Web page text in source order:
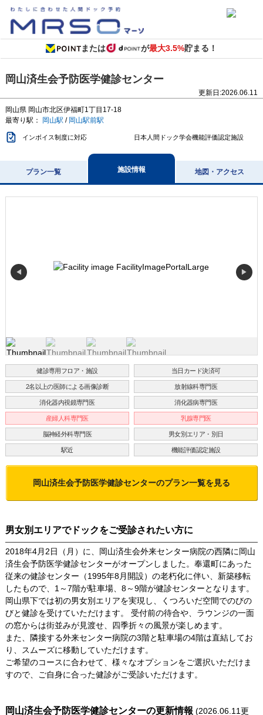
または が最大3.5%貯まる！
岡山済生会予防医学健診センター
更新日:2026.06.11
岡山県 岡山市北区伊福町1丁目17-18
最寄り駅：
岡山駅 / 岡山駅前駅
インボイス制度に対応 日本人間ドック学会機能評価認定施設
プラン一覧 施設情報 地図・アクセス
◀ ▶
健診専用フロア・施設 当日カード決済可
2名以上の医師による画像診断 放射線科専門医
消化器内視鏡専門医 消化器病専門医
産婦人科専門医 乳腺専門医
脳神経外科専門医 男女別エリア・別日
駅近 機能評価認定施設
岡山済生会予防医学健診センターのプラン一覧を見る
男女別エリアでドックをご受診されたい方に
2018年4月2日（月）に、岡山済生会外来センター病院の西隣に岡山
済生会予防医学健診センターがオープンしました。奉還町にあった
従来の健診センター（1995年8月開設）の老朽化に伴い、新築移転
したもので、1～7階が駐車場、8～9階が健診センターとなります。
岡山県下では初の男女別エリアを実現し、くつろいだ空間でのびの
びと健診を受けていただけます。 受付前の待合や、ラウンジの一面
の窓からは街並みが見渡せ、四季折々の風景が楽しめます。
また、隣接する外来センター病院の3階と駐車場の4階は直結してお
り、スムーズに移動していただけます。
ご希望のコースに合わせて、様々なオプションをご選択いただけま
すので、ご自身に合った健診がご受診いただけます。
岡山済生会予防医学健診センターの更新情報 (2026.06.11更